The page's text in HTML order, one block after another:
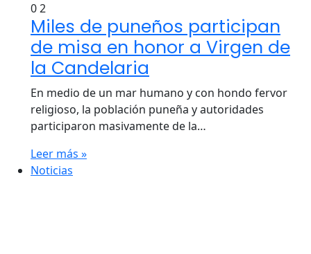
02
Miles de puneños participan
de misa en honor a Virgen de
la Candelaria
En medio de un mar humano y con hondo fervor
religioso, la población puneña y autoridades
participaron masivamente de la…
Leer más »
Noticias